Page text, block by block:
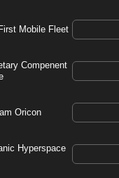
Mobile Fleet
Compenent
Oricon
Hyperspace